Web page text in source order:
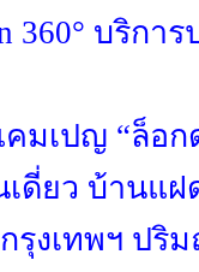
360° บริกา
มเปญ “ล็อ
เดี่ยว บ้านแ
รุงเทพฯ ปริ